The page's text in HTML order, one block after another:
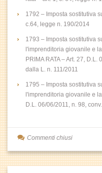
1792 – Imposta sostitutiva
c.64, legge n. 190/2014
1793 – Imposta sostitutiva
l'imprenditoria giovanile e
PRIMA RATA – Art. 27,
dalla L. n. 111/2011
1795 – Imposta sostitutiva
l'imprenditoria giovanile e
D.L. 06/06/2011, n. 98,
Commenti chiusi